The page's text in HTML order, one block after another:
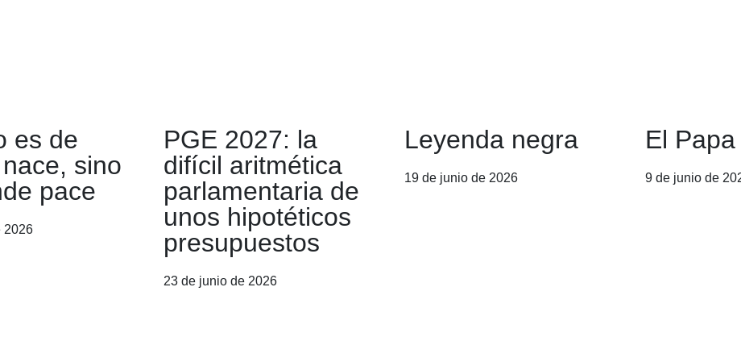
es de
sino
pace
2026
PGE 2027: la
difícil aritmética
parlamentaria de
unos hipotéticos
presupuestos
23 de junio de 2026
Leyenda negra
19 de junio de 2026
El Papa
9 de junio de